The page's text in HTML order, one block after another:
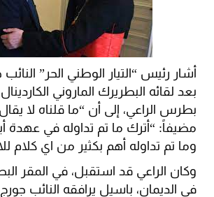
أشار رئيس “التيار الوطني الحر”
بعد لقائه ​البطريرك الماروني
بطرس الراعي​، إلى أن “ما قلناه لا يقال
مضيفاً: “أترك ما تم تداوله في عهدة
وما تم تداوله أهم بكثير من اي كلام
وكان الراعي قد استقبل، في المقر
في الديمان، باسيل يرافقه النائب